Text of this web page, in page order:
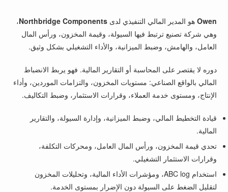
Owen هو المدير المالي التنفيذي لدىNorthbridge Components،
وهي شركة تصنيع ترتبط فيها السيولة، وقيمة المخزون، ورأس المال
العامل، والهامش، وضبط الميزانية، والأداء التشغيلي بشكل وثيق.
دوره لا يقتصر على المحاسبة أو التقارير المالية. فهو يربط الانضباط
المالي بالواقع الصناعي: مستويات المخزون، والتزامات الموردين، وأداء
الإنتاج، ومستوى خدمة العملاء، وقرارات الاستثمار، وضبط التكاليف.
قيادة التخطيط المالي، وضبط الميزانية، وإدارة السيولة، والتقارير
المالية.
تحدي قيمة المخزون، ورأس المال العامل، ومحركات التكلفة،
وقرارات الاستثمار التشغيلي.
استخدام ABC log، ومؤشرات الأداء المالية، وتحليلات المخزون
لتقليل الضغط على السيولة دون الإضرار بمستوى الخدمة.